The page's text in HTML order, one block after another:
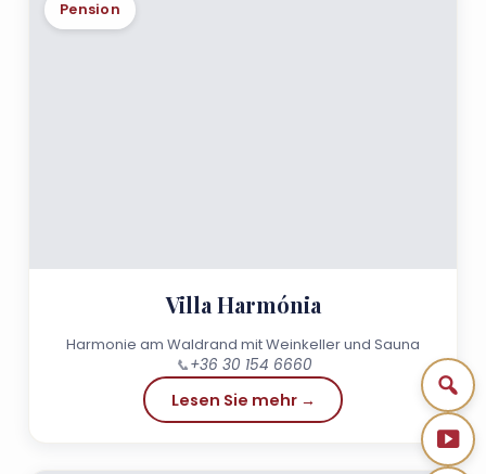
Pension
Villa Harmónia
Harmonie am Waldrand mit Weinkeller und Sauna
📞+36 30 154 6660
Lesen Sie mehr →